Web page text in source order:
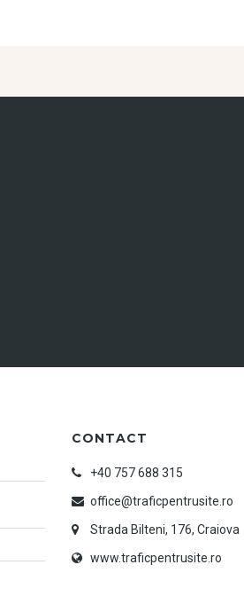
CONTACT
+40 757 688 315
office@traficpentrusite.ro
Strada Bilteni, 176, Craiova
www.traficpentrusite.ro